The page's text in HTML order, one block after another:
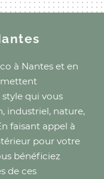
à Nantes et en
qui vous
industriel, nature,
faisant appel à
pour votre
bénéficiez
de ces